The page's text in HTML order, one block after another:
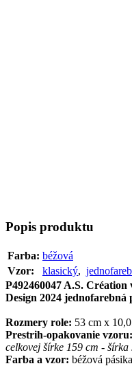
Popis produktu
Farba: béžová
Vzor:
klasický,
P492460047 A.S. Création
Design 2024
Rozmery role: 53 cm x
Prestrih-opakovanie vzoru:
celkovej šírke 159 cm - šírka
Farba a vzor: béžová